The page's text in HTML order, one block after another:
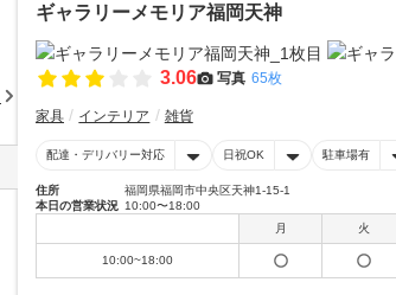
ギャラリーメモリア福岡天神
3.06 写真 65枚
家具 インテリア 雑貨
配達・デリバリー対応 日祝OK 駐車場有
住所
福岡県福岡市中央区天神1-15-1
本日の営業状況 10:00〜18:00
月
火
10:00~18:00